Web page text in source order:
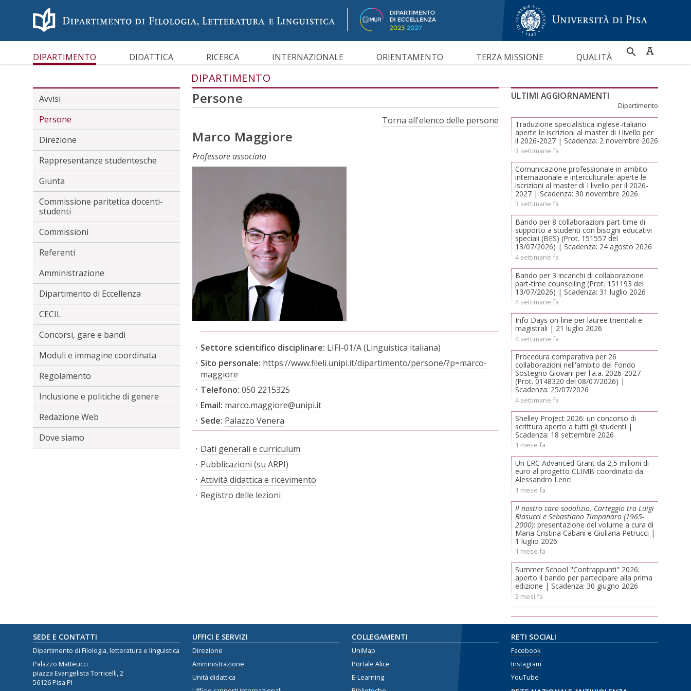
Menù accessibilità
to main menu
to content
DIPARTIMENTO DIDATTICA RICERCA INTERNAZIONALE ORIENTAMENTO TERZA MISSIONE QUALITÀ
RICERCA
PER
DIPARTIMENTO
Avvisi
Persone
Direzione
Rappresentanze studentesche
Giunta
Commissione paritetica docenti-
studenti
Commissioni
Referenti
Amministrazione
Dipartimento di Eccellenza
CECIL
Concorsi, gare e bandi
Moduli e immagine coordinata
Regolamento
Inclusione e politiche di genere
Redazione Web
Dove siamo
Persone
Torna all'elenco delle persone
Marco Maggiore
Professore associato
Settore scientifico disciplinare: LIFI-01/A (Linguistica italiana)
Sito personale: https://www.fileli.unipi.it/dipartimento/persone/?p=marco-
maggiore
Telefono: 050 2215325
Email: marco.maggiore@unipi.it
Sede: Palazzo Venera
Dati generali e curriculum
Pubblicazioni (su ARPI)
Attività didattica e ricevimento
Registro delle lezioni
ULTIMI AGGIORNAMENTI
Dipartimento
Traduzione specialistica inglese-italiano:
aperte le iscrizioni al master di I livello per
il 2026-2027 | Scadenza: 2 novembre 2026
3 settimane fa
Comunicazione professionale in ambito
internazionale e interculturale: aperte le
iscrizioni al master di I livello per il 2026-
2027 | Scadenza: 30 novembre 2026
3 settimane fa
Bando per 8 collaborazioni part-time di
supporto a studenti con bisogni educativi
speciali (BES) (Prot. 151557 del
13/07/2026) | Scadenza: 24 agosto 2026
4 settimane fa
Bando per 3 incarichi di collaborazione
part-time counselling (Prot. 151193 del
13/07/2026) | Scadenza: 31 luglio 2026
4 settimane fa
Info Days on-line per lauree triennali e
magistrali | 21 luglio 2026
4 settimane fa
Procedura comparativa per 26
collaborazioni nell'ambito del Fondo
Sostegno Giovani per l'a.a. 2026-2027
(Prot. 0148320 del 08/07/2026) |
Scadenza: 25/07/2026
4 settimane fa
Shelley Project 2026: un concorso di
scrittura aperto a tutti gli studenti |
Scadenza: 18 settembre 2026
1 mese fa
Un ERC Advanced Grant da 2,5 milioni di
euro al progetto CLIMB coordinato da
Alessandro Lenci
1 mese fa
Il nostro caro sodalizio. Carteggio tra Luigi
Blasucci e Sebastiano Timpanaro (1965-
2000): presentazione del volume a cura di
Maria Cristina Cabani e Giuliana Petrucci |
1 luglio 2026
1 mese fa
Summer School "Contrappunti" 2026:
aperto il bando per partecipare alla prima
edizione | Scadenza: 30 giugno 2026
2 mesi fa
SEDE E CONTATTI
Dipartimento di Filologia, letteratura e linguistica
Palazzo Matteucci
piazza Evangelista Torricelli, 2
56126 Pisa PI
UFFICI E SERVIZI
Direzione
Amministrazione
Unità didattica
COLLEGAMENTI
UniMap
Portale Alice
E-Learning
RETI SOCIALI
Facebook
Instagram
YouTube